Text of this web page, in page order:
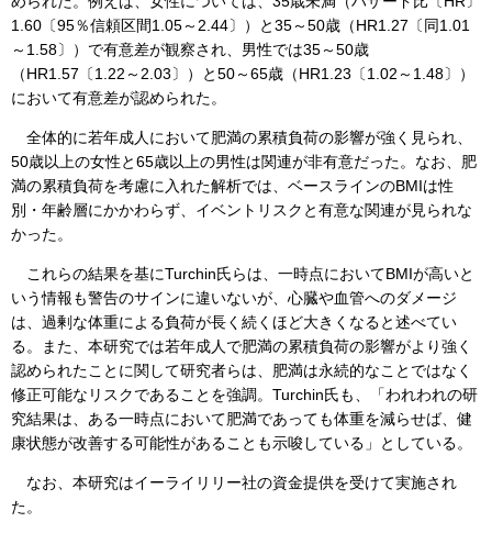
1.60〔95％信頼区間1.05～2.44〕）と35～50歳（HR1.27〔同1.01
～1.58〕）で有意差が観察され、男性では35～50歳
（HR1.57〔1.22～2.03〕）と50～65歳（HR1.23〔1.02～1.48〕）
において有意差が認められた。
全体的に若年成人において肥満の累積負荷の影響が強く見られ、
50歳以上の女性と65歳以上の男性は関連が非有意だった。なお、肥
満の累積負荷を考慮に入れた解析では、ベースラインのBMIは性
別・年齢層にかかわらず、イベントリスクと有意な関連が見られな
かった。
これらの結果を基にTurchin氏らは、一時点においてBMIが高いと
いう情報も警告のサインに違いないが、心臓や血管へのダメージ
は、過剰な体重による負荷が長く続くほど大きくなると述べてい
る。また、本研究では若年成人で肥満の累積負荷の影響がより強く
認められたことに関して研究者らは、肥満は永続的なことではなく
修正可能なリスクであることを強調。Turchin氏も、「われわれの研
究結果は、ある一時点において肥満であっても体重を減らせば、健
康状態が改善する可能性があることも示唆している」としている。
なお、本研究はイーライリリー社の資金提供を受けて実施され
た。